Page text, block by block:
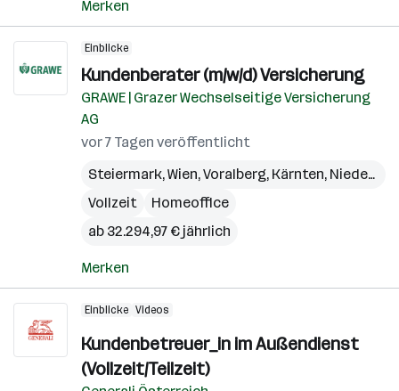
Merken
Einblicke
Kundenberater (m/w/d) Versicherung
GRAWE | Grazer Wechselseitige Versicherung
AG
vor 7 Tagen veröffentlicht
Steiermark,Wien,Voralberg, Kärnten, Niederösterreich
Vollzeit
Homeoffice
ab 32.294,97 € jährlich
Merken
Einblicke Videos
Kundenbetreuer_in im Außendienst
(Vollzeit/Teilzeit)